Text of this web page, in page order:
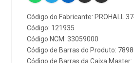
Código do Fabricante:
Código: 121935
Código NCM: 33059000
Código de Barras do Produto:
Código de Barras da Caixa